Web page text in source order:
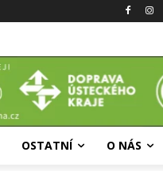
OSTATNÍ O NÁS